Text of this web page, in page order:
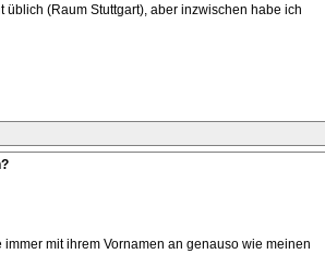
üblich (Raum Stuttgart), aber inzwischen habe ich
mit ihrem Vornamen an genauso wie meinen